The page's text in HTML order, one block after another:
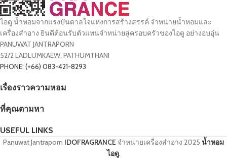
ไอดู น้ำหอมจากแรงบันดาลใจแห่งการสร้างสรรค์ จำหน่ายน้ำหอมและ
เครื่องสำอาง ยินดีต้อนรับตัวแทนจำหน่ายสู่ครอบครัวของไอดู อย่างอบอุ่น
PANUWAT JANTRAPORN
52/2 LADLUMKAEW, PATHUMTHANI
PHONE: (+66) 083-421-8293
เรื่องราวความหอม
ที่คุณตามหา
USEFUL LINKS
Panuwat Jantraporn IDOFRAGRANCE จำหน่ายเครื่องสำอาง 2025 น้ำหอม
ไอดู.